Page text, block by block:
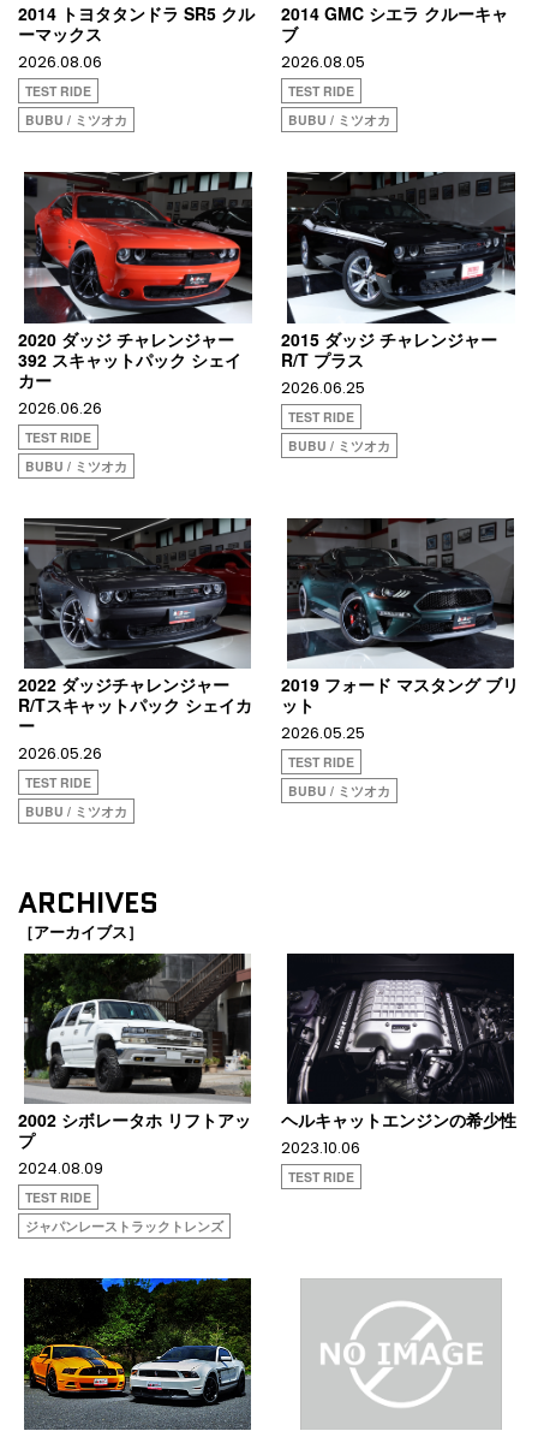
2014 トヨタタンドラ SR5 クル
ーマックス
2026.08.06
TEST RIDE
BUBU / ミツオカ
2014 GMC シエラ クルーキャ
ブ
2026.08.05
TEST RIDE
BUBU / ミツオカ
2020 ダッジ チャレンジャー
392 スキャットパック シェイ
カー
2026.06.26
TEST RIDE
BUBU / ミツオカ
2015 ダッジ チャレンジャー
R/T プラス
2026.06.25
TEST RIDE
BUBU / ミツオカ
2022 ダッジチャレンジャー
R/Tスキャットパック シェイカ
ー
2026.05.26
TEST RIDE
BUBU / ミツオカ
2019 フォード マスタング ブリ
ット
2026.05.25
TEST RIDE
BUBU / ミツオカ
ARCHIVES
［アーカイブス］
2002 シボレータホ リフトアッ
プ
2024.08.09
TEST RIDE
ジャパンレーストラックトレンズ
ヘルキャットエンジンの希少性
2023.10.06
TEST RIDE